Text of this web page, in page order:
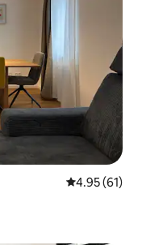
Calificación
4.95 (61)